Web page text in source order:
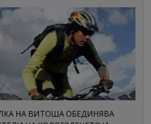
НА ВИТОША ОБЕДИНЯВА